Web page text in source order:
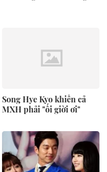
Song Hye Kyo khiến cả
MXH phải "ối giời ơi"